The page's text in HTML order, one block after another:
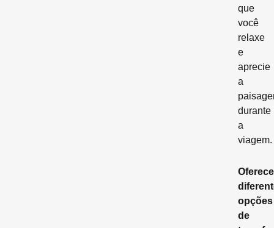
que
você
relaxe
e
aprecie
a
durante
a
viagem.
opções
de